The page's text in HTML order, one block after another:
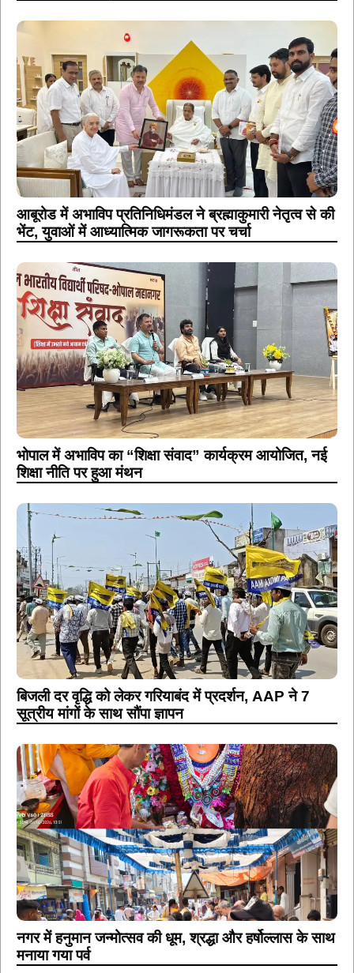
आबूरोड में अभाविप प्रतिनिधिमंडल ने ब्रह्माकुमारी नेतृत्व से की
भेंट, युवाओं में आध्यात्मिक जागरूकता पर चर्चा
भोपाल में अभाविप का “शिक्षा संवाद” कार्यक्रम आयोजित, नई
शिक्षा नीति पर हुआ मंथन
बिजली दर वृद्धि को लेकर गरियाबंद में प्रदर्शन, AAP ने 7
सूत्रीय मांगों के साथ सौंपा ज्ञापन
नगर में हनुमान जन्मोत्सव की धूम, श्रद्धा और हर्षोल्लास के साथ
मनाया गया पर्व